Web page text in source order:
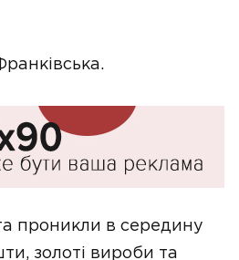
проникли в середину
золоті вироби та